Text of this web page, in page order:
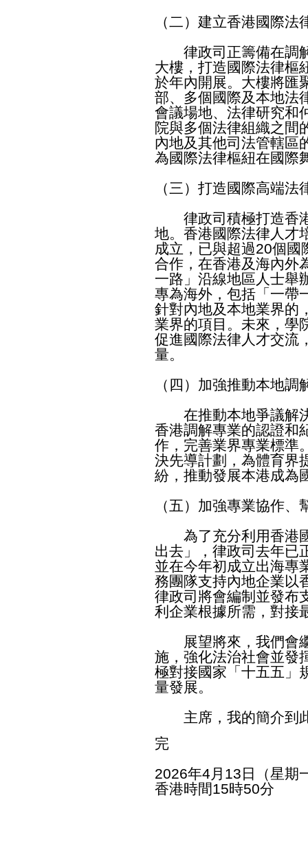
（二）建立香港國際法
律政司正籌備在調解
大樓，打造國際法律樞
於年內開展。大樓將匯
部、多個國際及本地法
會議場地、法律研究和
院與多個法律組織之間
內地及其他司法管轄區
為國際法律樞紐在國際
（三）打造國際高端法
律政司積極打造香港
地。香港國際法律人才
成立，已與超過20個國
合作，在香港及海內外
一路」沿線地區人士舉
專為海外，包括「一帶
針對內地及本地業界的
業界的項目。未來，學
促進國際法律人才交流
量。
（四）加強推動本地調
在推動本地爭議解決
香港調解專業的認證和
作，完善業界專業標準
決先導計劃，為體育界
紛，推動發展本港成為
（五）加強專業協作
為了充分利用香港國
出去」，律政司去年已
並在今年初成立出海專
務團隊支持內地企業以
律政司將會編制並發布
利企業根據所需，對接
展望將來，我們會繼
施，強化法治社會並發
極對接國家「十五五」
量發展。
主席，我的簡介到
完
2026年4月13日（星期
香港時間15時50分